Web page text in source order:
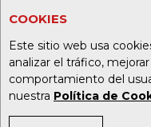
COOKIES
Este sitio web usa
analizar el tráfico,
comportamiento del
nuestra Política de